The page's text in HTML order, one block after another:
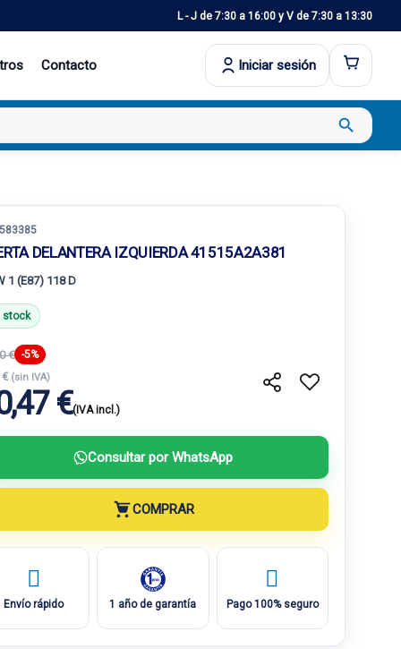
L - J de 7:30 a 16:00 y V de 7:30 a 13:30
Contacto Iniciar sesión
search
DELANTERA IZQUIERDA 41515A2A381
1 (E87) 118 D
stock
€ -5%
€ (sin IVA)
€(IVA incl.)
Consultar por WhatsApp
COMPRAR
Envío rápido 1 año de garantía Pago 100% seguro